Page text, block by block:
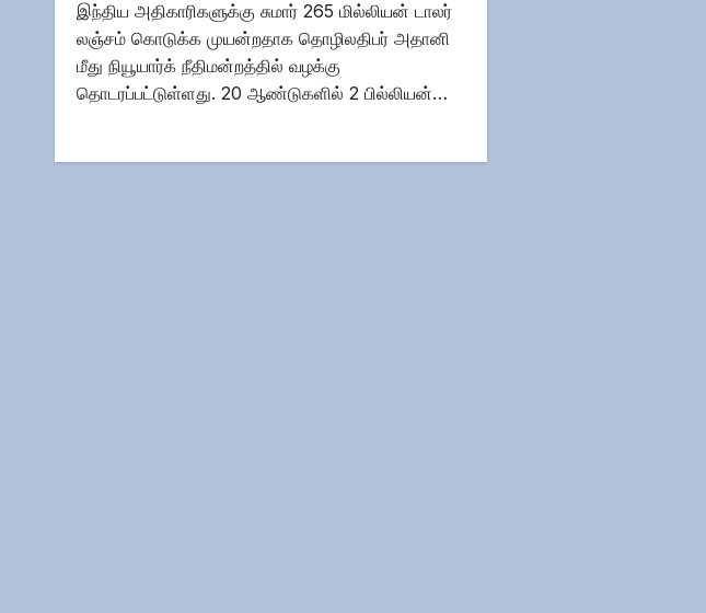
இந்திய அதிகாரிகளுக்கு சுமார் 265 மில்லியன் டாலர்
லஞ்சம் கொடுக்க முயன்றதாக தொழிலதிபர் அதானி
மீது நியூயார்க் நீதிமன்றத்தில் வழக்கு
தொடரப்பட்டுள்ளது. 20 ஆண்டுகளில் 2 பில்லியன்…